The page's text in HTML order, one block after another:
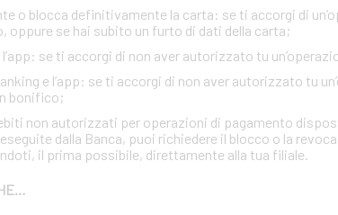
o blocca definitivamente la carta: se ti accorgi di
oppure se hai subito un furto di dati della carta;
l’app: se ti accorgi di non aver autorizzato tu
e l’app: se ti accorgi di non aver autorizzato tu
bonifico;
non autorizzati per operazioni di pagamento
dalla Banca, puoi richiedere il blocco o la
il prima possibile, direttamente alla tua filiale.